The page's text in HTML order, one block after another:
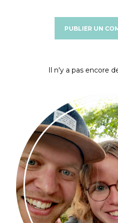
Il n'y a pas encore